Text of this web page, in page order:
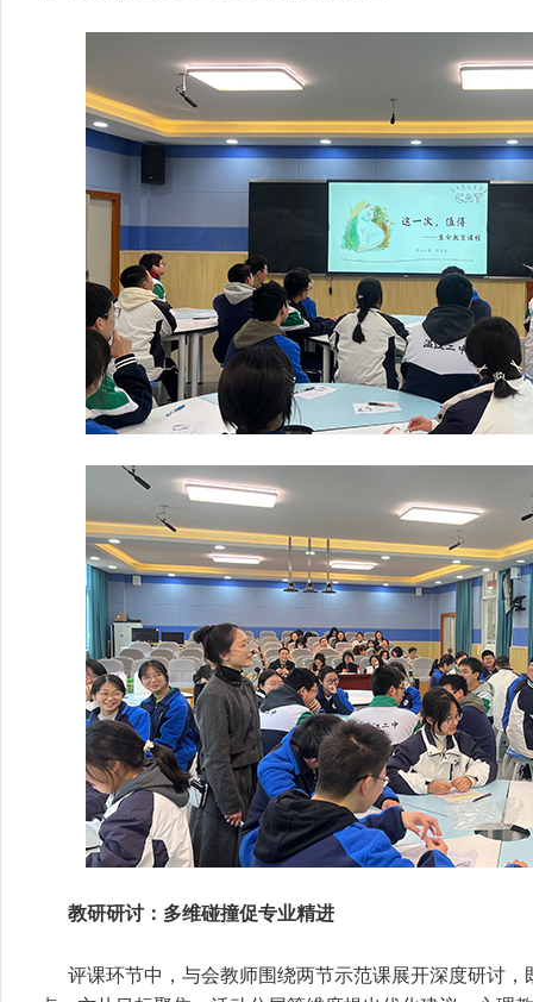
教研研讨：多维碰撞促专业精进
评课环节中，与会教师围绕两节示范课展开深度研讨